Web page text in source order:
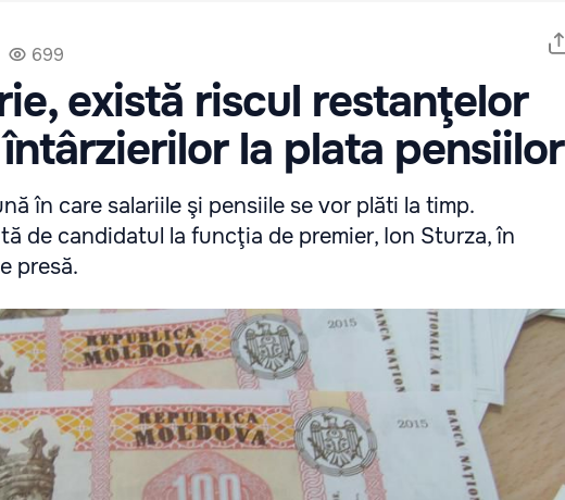
699
există riscul restanţelor
la plata pensiilor
în care salariile şi pensiile se vor plăti la timp.
de candidatul la funcţia de premier, Ion Sturza, în
presă.